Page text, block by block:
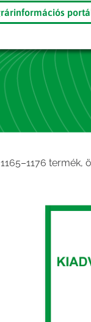
1165–1176 termék,